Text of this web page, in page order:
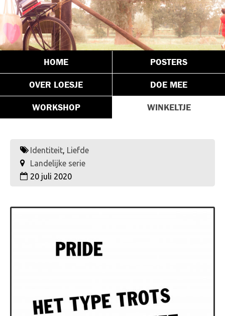
HOME POSTERS
OVER LOESJE DOE MEE
WORKSHOP WINKELTJE
Identiteit, Liefde
Landelijke serie
20 juli 2020